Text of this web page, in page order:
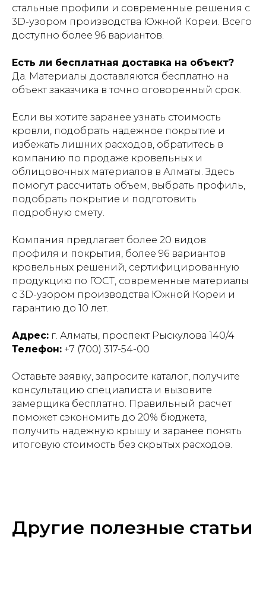
стальные профили и современные решения с
3D-узором производства Южной Кореи. Всего
доступно более 96 вариантов.
Есть ли бесплатная доставка на объект?
Да. Материалы доставляются бесплатно на
объект заказчика в точно оговоренный срок.
Если вы хотите заранее узнать стоимость
кровли, подобрать надежное покрытие и
избежать лишних расходов, обратитесь в
компанию по продаже кровельных и
облицовочных материалов в Алматы. Здесь
помогут рассчитать объем, выбрать профиль,
подобрать покрытие и подготовить
подробную смету.
Компания предлагает более 20 видов
профиля и покрытия, более 96 вариантов
кровельных решений, сертифицированную
продукцию по ГОСТ, современные материалы
с 3D-узором производства Южной Кореи и
гарантию до 10 лет.
Адрес: г. Алматы, проспект Рыскулова 140/4
Телефон: +7 (700) 317-54-00
Оставьте заявку, запросите каталог, получите
консультацию специалиста и вызовите
замерщика бесплатно. Правильный расчет
поможет сэкономить до 20% бюджета,
получить надежную крышу и заранее понять
итоговую стоимость без скрытых расходов.
Другие полезные статьи